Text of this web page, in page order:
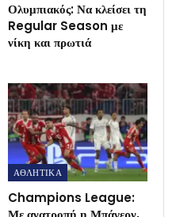
Ολυμπιακός: Να κλείσει τη
Regular Season με
νίκη και πρωτιά
ΑΘΛΗΤΙΚΑ
Champions League: